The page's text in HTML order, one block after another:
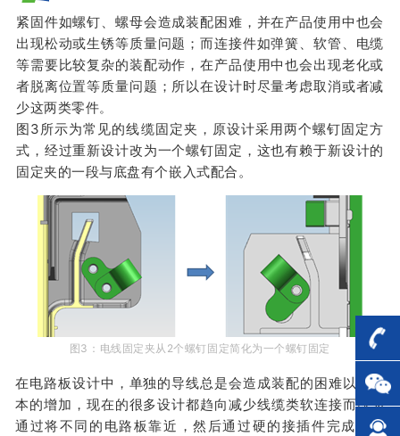
紧固件如螺钉、螺母会造成装配困难，并在产品使用中也会
出现松动或生锈等质量问题； 而连接件如弹簧、软管、电缆
等需要比较复杂的装配动作，在产品使用中也会出现老化或
者脱离位置等质量问题； 所以在设计时尽量考虑取消或者减
少这两类零件。
图3所示为常见的线缆固定夹，原设计采用两个螺钉固定方
式，经过重新设计改为一个螺钉固定，这也有赖于新设计的
固定夹的一段与底盘有个嵌入式配合。
图3 ： 电线固定夹从2个螺钉固定简化为一个螺钉固定
在电路板设计中，单独的导线总是会造成装配的困难以及成
本的增加，现在的很多设计都趋向减少线缆类软连接而改为
通过将不同的电路板靠近，然后通过硬的接插件完成电连